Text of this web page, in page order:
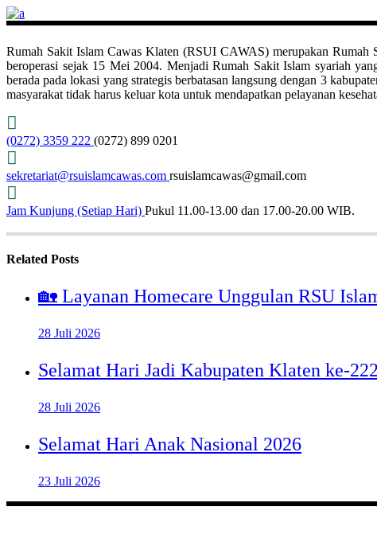
Rumah Sakit Islam Cawas Klaten (RSUI CAWAS) merupakan Rumah
beroperasi sejak 15 Mei 2004. Menjadi Rumah Sakit Islam syariah
berada pada lokasi yang strategis berbatasan langsung dengan 3
masyarakat tidak harus keluar kota untuk mendapatkan pelayanan
(0272) 3359 222 (0272) 899 0201
sekretariat@rsuislamcawas.com rsuislamcawas@gmail.com
Jam Kunjung (Setiap Hari) Pukul 11.00-13.00 dan 17.00-20.00 WIB.
Related Posts
🏡 Layanan Homecare Unggulan RSU
28 Juli 2026
Selamat Hari Jadi Kabupaten Klaten ke-
28 Juli 2026
Selamat Hari Anak Nasional 2026
23 Juli 2026